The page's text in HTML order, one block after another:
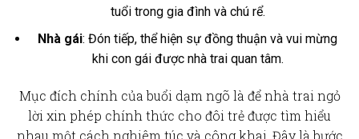
tuổi trong gia đình và chú rể.
Nhà gái: Đón tiếp, thể hiện sự đồng thuận và vui mừng
khi con gái được nhà trai quan tâm.
Mục đích chính của buổi dạm ngõ là để nhà trai ngỏ
lời xin phép chính thức cho đôi trẻ được tìm hiểu
nhau một cách nghiêm túc và công khai. Đây là bước